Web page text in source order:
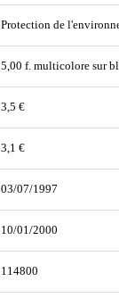
Protection de
5,00 f. multicolore sur
3,5 €
3,1 €
03/07/1997
10/01/2000
114800